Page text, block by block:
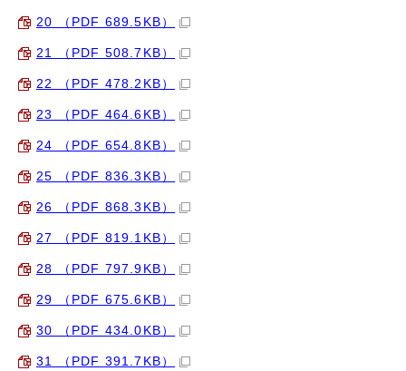
20 （PDF 689.5KB）
21 （PDF 508.7KB）
22 （PDF 478.2KB）
23 （PDF 464.6KB）
24 （PDF 654.8KB）
25 （PDF 836.3KB）
26 （PDF 868.3KB）
27 （PDF 819.1KB）
28 （PDF 797.9KB）
29 （PDF 675.6KB）
30 （PDF 434.0KB）
31 （PDF 391.7KB）